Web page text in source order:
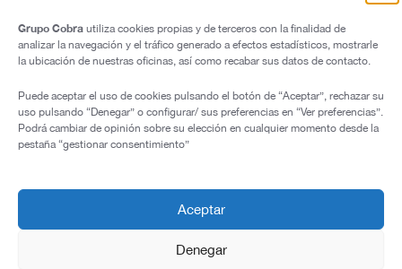
Grupo Cobra utiliza cookies propias y de terceros con la finalidad de
analizar la navegación y el tráfico generado a efectos estadísticos, mostrarle
la ubicación de nuestras oficinas, así como recabar sus datos de contacto.
Puede aceptar el uso de cookies pulsando el botón de “Aceptar”, rechazar su
uso pulsando “Denegar” o configurar/ sus preferencias en “Ver preferencias”.
Podrá cambiar de opinión sobre su elección en cualquier momento desde la
pestaña “gestionar consentimiento”
Aceptar
Denegar
Aviso Legal
Política de Privacidad
Transparencia e Integridad